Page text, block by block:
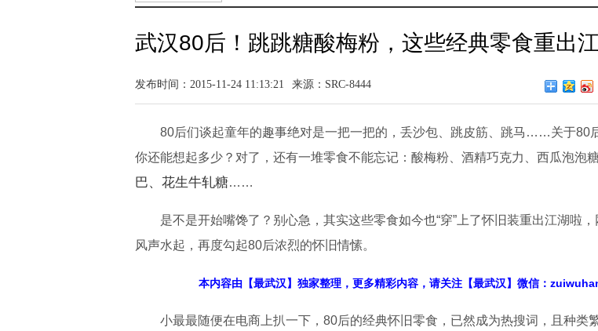
武汉80后！跳跳糖酸梅粉，这些经典零食重出
发布时间：2015-11-24 11:13:21 来源： SRC-8444
80后们谈起童年的趣事绝对是一把一把的，丢沙包、跳皮筋、跳马……关于80后
你还能想起多少？对了，还有一堆零食不能忘记：酸梅粉、酒精巧克力、西瓜泡泡糖
巴、花生牛轧糖……
是不是开始嘴馋了？别心急，其实这些零食如今也“穿”上了怀旧装重出江湖啦，
风声水起，再度勾起80后浓烈的怀旧情愫。
本内容由【最武汉】独家整理，更多精彩内容，请关注【最武汉】微信：
小最最随便在电商上扒一下，80后的经典怀旧零食，已然成为热搜词，且种类